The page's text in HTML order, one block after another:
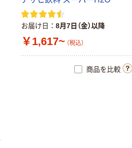
お届け日 8月7日（金）以降
￥1,617~ （税込）
商品を比較